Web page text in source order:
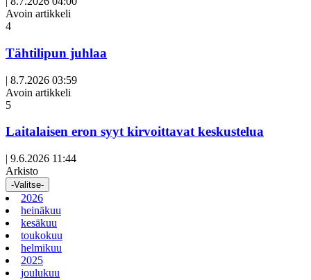
Avoin artikkeli
4
Tähtilipun juhlaa
| 8.7.2026 03:59
Avoin artikkeli
5
Laitalaisen eron syyt kirvoittavat keskustelua
| 9.6.2026 11:44
Arkisto
-Valitse-
2026
heinäkuu
kesäkuu
toukokuu
helmikuu
2025
joulukuu